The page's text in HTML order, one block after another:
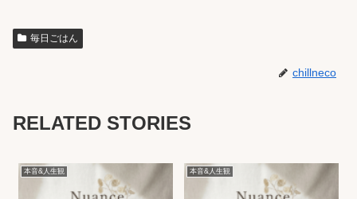
毎日ごはん
chillneco
RELATED STORIES
本音&人生観 本音&人生観